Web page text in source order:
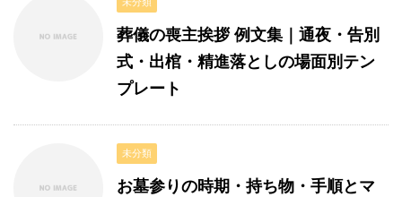
未分類
葬儀の喪主挨拶 例文集｜通夜・告別
式・出棺・精進落としの場面別テン
プレート
未分類
お墓参りの時期・持ち物・手順とマ